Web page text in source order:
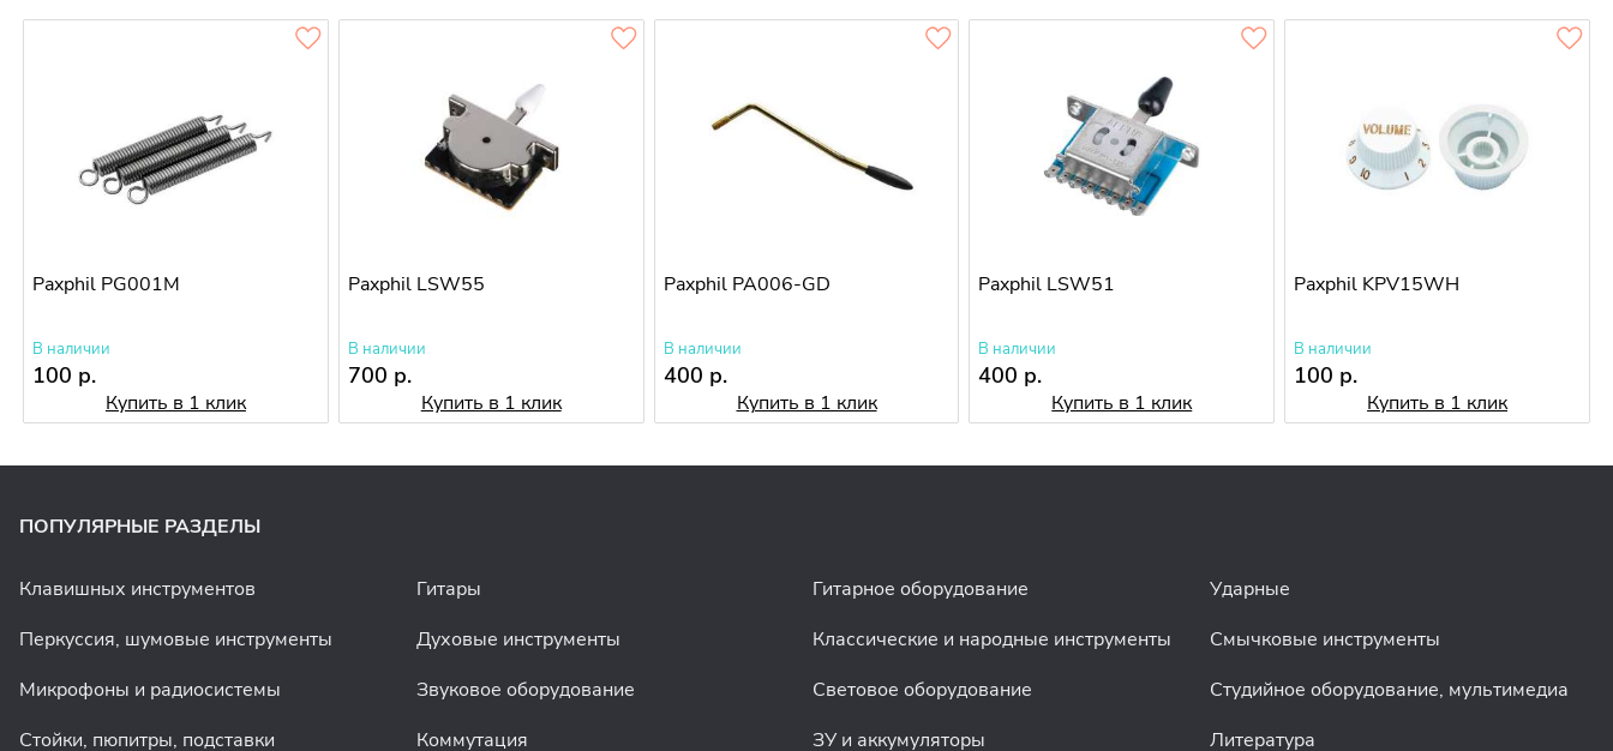
Paxphil PG001M
В наличии
100 р.
Купить в 1 клик
Paxphil LSW55
В наличии
700 р.
Купить в 1 клик
Paxphil PA006-GD
В наличии
400 р.
Купить в 1 клик
Paxphil LSW51
В наличии
400 р.
Купить в 1 клик
Paxphil KPV15WH
В наличии
100 р.
Купить в 1 клик
ПОПУЛЯРНЫЕ РАЗДЕЛЫ
Клавишных инструментов Гитары Гитарное оборудование
Ударные
Перкуссия, шумовые инструменты
Духовые инструменты Классические и народные инструменты
Смычковые инструменты
Микрофоны и радиосистемы
Звуковое оборудование Световое оборудование
Студийное оборудование, мультимедиа
Стойки, пюпитры, подставки
Коммутация ЗУ и аккумуляторы Литература